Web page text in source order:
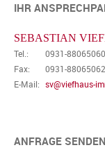
IHR
SEBASTIAN
Tel.:
0931-88065060
Fax:
0931-88065062
E-Mail: sv@viefhaus-
ANFRAGE SENDEN